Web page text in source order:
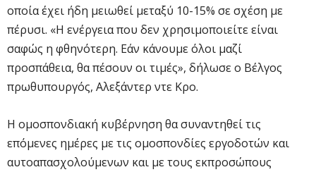
οποία έχει ήδη μειωθεί μεταξύ 10-15% σε σχέση με
πέρυσι. «Η ενέργεια που δεν χρησιμοποιείτε είναι
σαφώς η φθηνότερη. Εάν κάνουμε όλοι μαζί
προσπάθεια, θα πέσουν οι τιμές», δήλωσε ο Βέλγος
πρωθυπουργός, Αλεξάντερ ντε Κρο.
Η ομοσπονδιακή κυβέρνηση θα συναντηθεί τις
επόμενες ημέρες με τις ομοσπονδίες εργοδοτών και
αυτοαπασχολούμενων και με τους εκπροσώπους